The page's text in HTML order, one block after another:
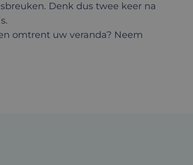
Denk dus twee keer na
omtrent uw veranda? Neem